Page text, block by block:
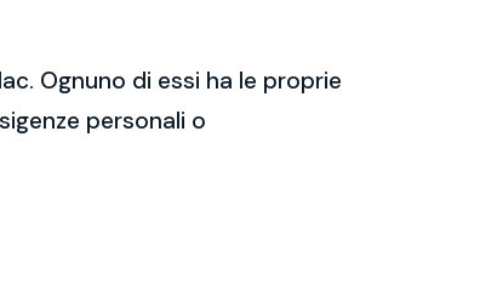
Ognuno di essi ha le proprie
personali o